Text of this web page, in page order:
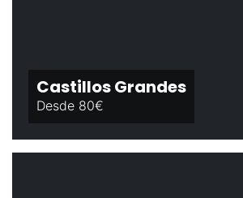
Castillos Grandes
Desde 80€